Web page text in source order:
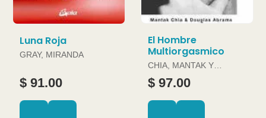
Luna Roja
GRAY, MIRANDA
$ 91.00
El Hombre
Multiorgasmico
CHIA, MANTAK Y
DOUGLAS ABRAMS
$ 97.00